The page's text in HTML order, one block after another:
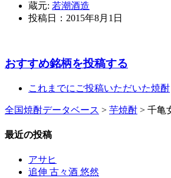
蔵元: 若潮酒造
投稿日： 2015年8月1日
おすすめ銘柄を投稿する
これまでにご投稿いただいた焼酎
全国焼酎データベース > 芋焼酎 > 千亀
最近の投稿
アサヒ
追伸 古々酒 悠然